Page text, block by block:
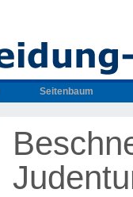
Seitenbaum